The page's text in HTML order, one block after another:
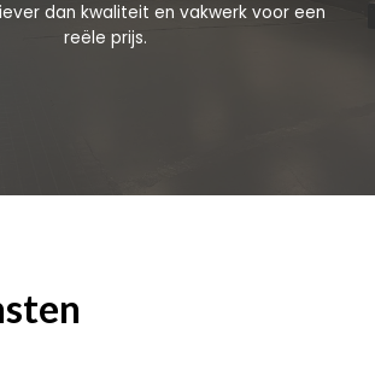
dan kwaliteit en vakwerk voor een
reële prijs.